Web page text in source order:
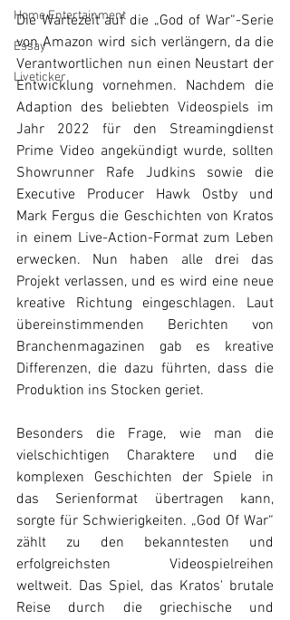
Home Entertainment
Essay
Liveticker
Die Wartezeit auf die „God of War“-Serie
von Amazon wird sich verlängern, da die
Verantwortlichen nun einen Neustart der
Entwicklung vornehmen. Nachdem die
Adaption des beliebten Videospiels im
Jahr 2022 für den Streamingdienst
Prime Video angekündigt wurde, sollten
Showrunner Rafe Judkins sowie die
Executive Producer Hawk Ostby und
Mark Fergus die Geschichten von Kratos
in einem Live-Action-Format zum Leben
erwecken. Nun haben alle drei das
Projekt verlassen, und es wird eine neue
kreative Richtung eingeschlagen. Laut
übereinstimmenden Berichten von
Branchenmagazinen gab es kreative
Differenzen, die dazu führten, dass die
Produktion ins Stocken geriet.
Besonders die Frage, wie man die
vielschichtigen Charaktere und die
komplexen Geschichten der Spiele in
das Serienformat übertragen kann,
sorgte für Schwierigkeiten. „God Of War“
zählt zu den bekanntesten und
erfolgreichsten Videospielreihen
weltweit. Das Spiel, das Kratos' brutale
Reise durch die griechische und